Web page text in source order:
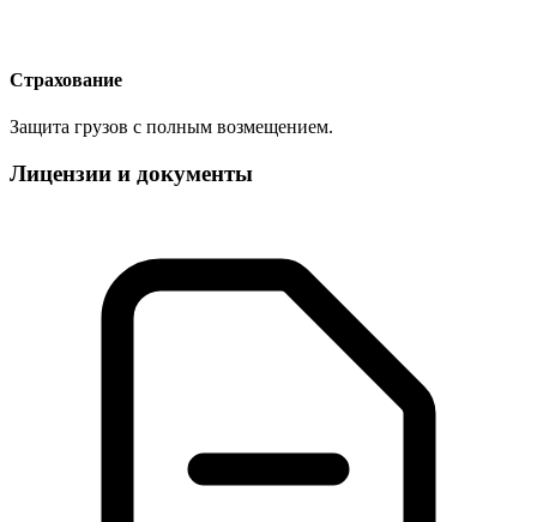
Страхование
Защита грузов с полным возмещением.
Лицензии и документы